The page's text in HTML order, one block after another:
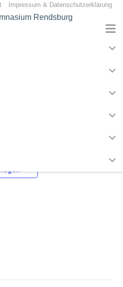
Impressum & Datenschutzerklärung
Rendsburg